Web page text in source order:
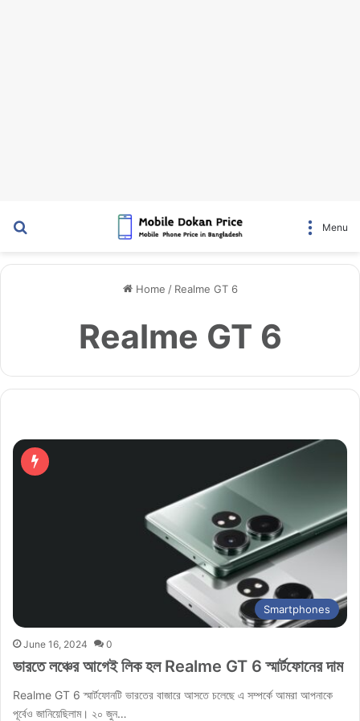
Menu
Home / Realme GT 6
Realme GT 6
Smartphones
June 16, 2024 0
ভারতে লঞ্চের আগেই লিক হল Realme GT 6 স্মার্টফোনের দাম
Realme GT 6 স্মার্টফোনটি ভারতের বাজারে আসতে চলেছে এ সম্পর্কে আমরা আপনাকে
পূর্বেও জানিয়েছিলাম। ২০ জুন…